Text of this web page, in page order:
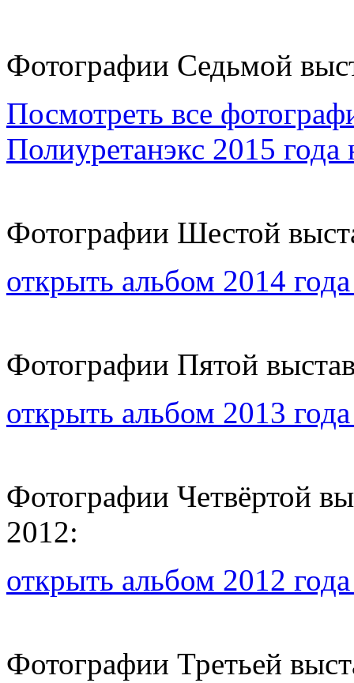
Фотографии Седьмой
Посмотреть все
Полиуретанэкс 2015 года
Фотографии Шестой
открыть альбом 2014
Фотографии Пятой
открыть альбом 2013
Фотографии Четвёртой
2012:
открыть альбом 2012
Фотографии Третьей